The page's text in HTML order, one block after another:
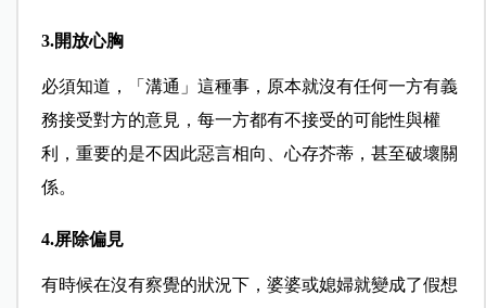
3.開放心胸
必須知道，「溝通」這種事，原本就沒有任何一方有義
務接受對方的意見，每一方都有不接受的可能性與權
利，重要的是不因此惡言相向、心存芥蒂，甚至破壞關
係。
4.屏除偏見
有時候在沒有察覺的狀況下，婆婆或媳婦就變成了假想